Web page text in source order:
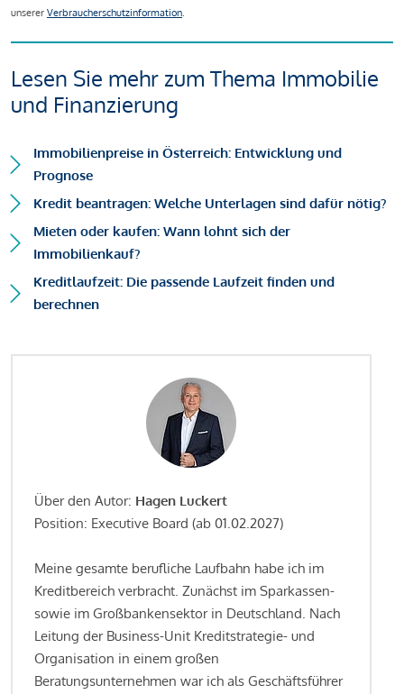
unserer Verbraucherschutzinformation.
Lesen Sie mehr zum Thema Immobilie
und Finanzierung
Immobilienpreise in Österreich: Entwicklung und
Prognose
Kredit beantragen: Welche Unterlagen sind dafür nötig?
Mieten oder kaufen: Wann lohnt sich der
Immobilienkauf?
Kreditlaufzeit: Die passende Laufzeit finden und
berechnen
Über den Autor: Hagen Luckert
Position: Executive Board (ab 01.02.2027)
Meine gesamte berufliche Laufbahn habe ich im
Kreditbereich verbracht. Zunächst im Sparkassen-
sowie im Großbankensektor in Deutschland. Nach
Leitung der Business-Unit Kreditstrategie- und
Organisation in einem großen
Beratungsunternehmen war ich als Geschäftsführer